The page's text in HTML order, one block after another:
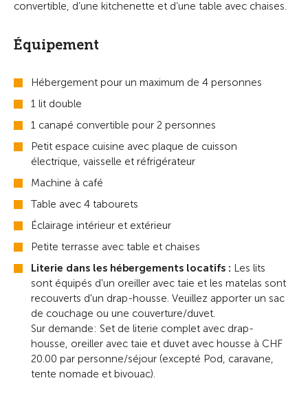
convertible, d’une kitchenette et d’une table avec chaises.
Équipement
Hébergement pour un maximum de 4 personnes
1 lit double
1 canapé convertible pour 2 personnes
Petit espace cuisine avec plaque de cuisson
électrique, vaisselle et réfrigérateur
Machine à café
Table avec 4 tabourets
Éclairage intérieur et extérieur
Petite terrasse avec table et chaises
Literie dans les hébergements locatifs : Les lits
sont équipés d'un oreiller avec taie et les matelas sont
recouverts d'un drap-housse. Veuillez apporter un sac
de couchage ou une couverture/duvet.
Sur demande: Set de literie complet avec drap-
housse, oreiller avec taie et duvet avec housse à CHF
20.00 par personne/séjour (excepté Pod, caravane,
tente nomade et bivouac).